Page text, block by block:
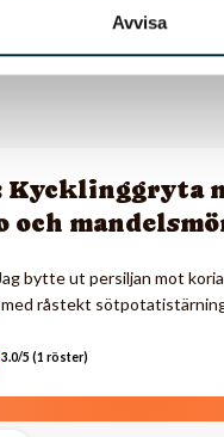
Avvisa
Kycklinggryta
och
bytte ut persiljan mot
råstekt